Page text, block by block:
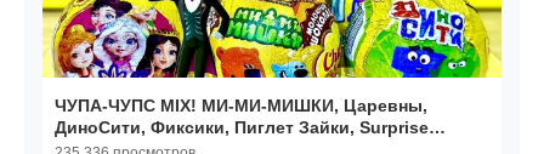
ЧУПА-ЧУПС MIX! МИ-МИ-МИШКИ, Царевны,
ДиноСити, Фиксики, Пиглет Зайки, Surprise
unboxing